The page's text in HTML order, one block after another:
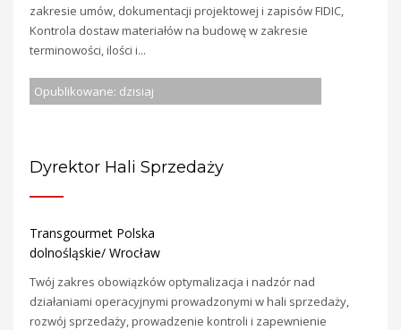
zakresie umów, dokumentacji projektowej i zapisów FIDIC,
Kontrola dostaw materiałów na budowę w zakresie
terminowości, ilości i...
Opublikowane: dzisiaj
Dyrektor Hali Sprzedaży
Transgourmet Polska
dolnośląskie/ Wrocław
Twój zakres obowiązków optymalizacja i nadzór nad
działaniami operacyjnymi prowadzonymi w hali sprzedaży,
rozwój sprzedaży, prowadzenie kontroli i zapewnienie